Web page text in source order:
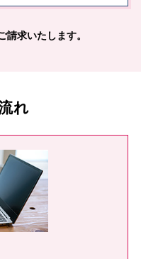
請求いたします。
れ